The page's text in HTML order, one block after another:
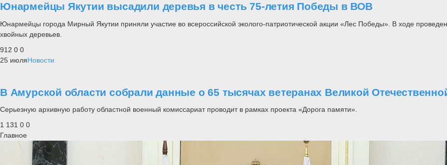
Юнармейцы Якутии высадили деревья в честь 75-летия Победы в ВОВ
Юнармейцы города Мирный Якутии приняли участие во всероссийской эколого-патриотической акции «Лес Победы». В ходе
хвойных деревьев.
912 0 0
25 июляНовости
В Амурской области собрали данные о 65 тысячах ветеранах Великой
Серьезную архивную работу областной военный комиссариат проводит в рамках проекта «Дорога памяти».
1 131 0 0
Главное